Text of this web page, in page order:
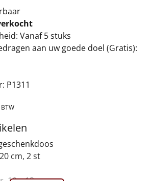
2026
Vanaf 5 stuks
aan uw goede doel (Gratis):
P1311
cm, 2 st